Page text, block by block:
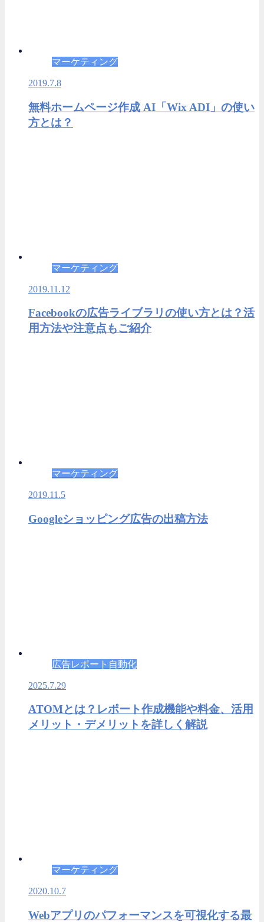
マーケティング
2019.7.8
無料ホームページ作成 AI「Wix ADI」の使い
方とは？
マーケティング
2019.11.12
Facebookの広告ライブラリの使い方とは？活
用方法や注意点もご紹介
マーケティング
2019.11.5
Googleショッピング広告の出稿方法
広告レポート自動化
2025.7.29
ATOMとは？レポート作成機能や料金、活用
メリット・デメリットを詳しく解説
マーケティング
2020.10.7
Webアプリのパフォーマンスを可視化する最